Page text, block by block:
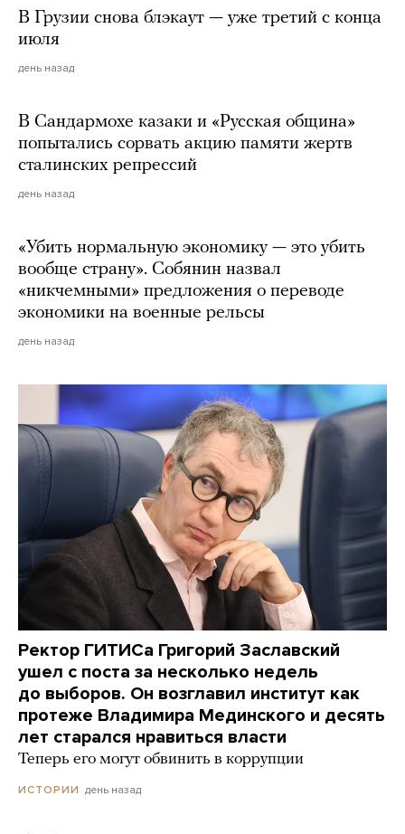
В Грузии снова блэкаут — уже третий с конца
июля
день назад
В Сандармохе казаки и «Русская община»
попытались сорвать акцию памяти жертв
сталинских репрессий
день назад
«Убить нормальную экономику — это убить
вообще страну». Собянин назвал
«никчемными» предложения о переводе
экономики на военные рельсы
день назад
Ректор ГИТИСа Григорий Заславский
ушел с поста за несколько недель
до выборов. Он возглавил институт как
протеже Владимира Мединского и десять
лет старался нравиться власти
Теперь его могут обвинить в коррупции
ИСТОРИИ день назад